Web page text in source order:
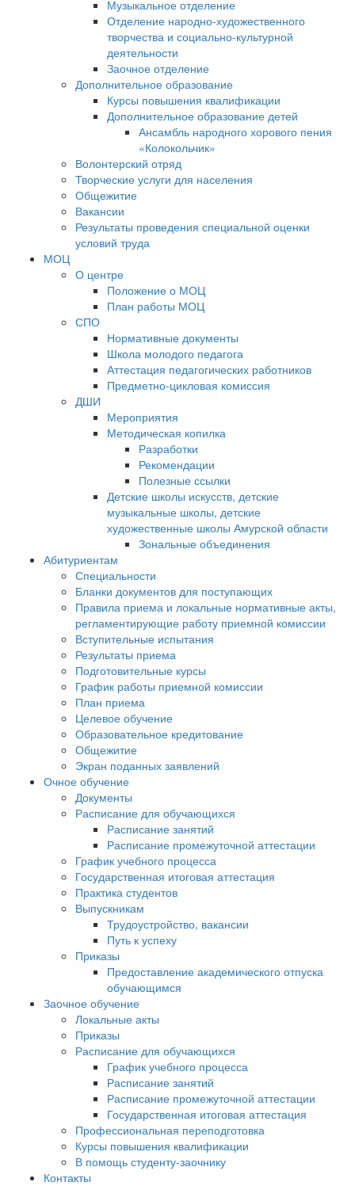
Музыкальное отделение
Отделение народно-художественного
творчества и социально-культурной
деятельности
Заочное отделение
Дополнительное образование
Курсы повышения квалификации
Дополнительное образование детей
Ансамбль народного хорового пения
«Колокольчик»
Волонтерский отряд
Творческие услуги для населения
Общежитие
Вакансии
Результаты проведения специальной оценки
условий труда
МОЦ
О центре
Положение о МОЦ
План работы МОЦ
СПО
Нормативные документы
Школа молодого педагога
Аттестация педагогических работников
Предметно-цикловая комиссия
ДШИ
Мероприятия
Методическая копилка
Разработки
Рекомендации
Полезные ссылки
Детские школы искусств, детские
музыкальные школы, детские
художественные школы Амурской области
Зональные объединения
Абитуриентам
Специальности
Бланки документов для поступающих
Правила приема и локальные нормативные акты,
регламентирующие работу приемной комиссии
Вступительные испытания
Результаты приема
Подготовительные курсы
График работы приемной комиссии
План приема
Целевое обучение
Образовательное кредитование
Общежитие
Экран поданных заявлений
Очное обучение
Документы
Расписание для обучающихся
Расписание занятий
Расписание промежуточной аттестации
График учебного процесса
Государственная итоговая аттестация
Практика студентов
Выпускникам
Трудоустройство, вакансии
Путь к успеху
Приказы
Предоставление академического отпуска
обучающимся
Заочное обучение
Локальные акты
Приказы
Расписание для обучающихся
График учебного процесса
Расписание занятий
Расписание промежуточной аттестации
Государственная итоговая аттестация
Профессиональная переподготовка
Курсы повышения квалификации
В помощь студенту-заочнику
Контакты